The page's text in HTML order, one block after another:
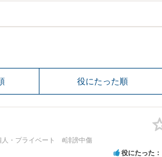
役にたった順
人・プライベート #誹謗中傷
役にたった